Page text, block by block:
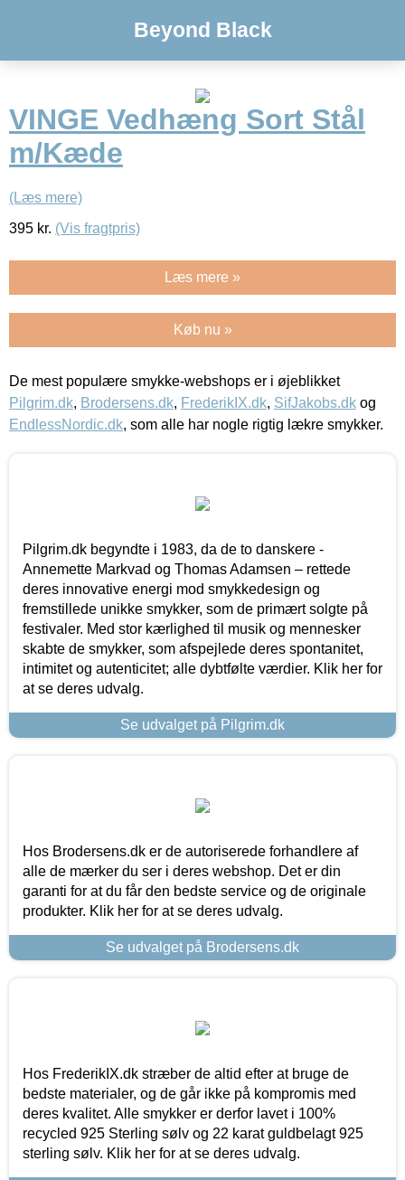
Beyond Black
VINGE Vedhæng Sort Stål
m/Kæde
(Læs mere)
395 kr. (Vis fragtpris)
Læs mere »
Køb nu »
De mest populære smykke-webshops er i øjeblikket
Pilgrim.dk, Brodersens.dk, FrederikIX.dk, SifJakobs.dk og
EndlessNordic.dk, som alle har nogle rigtig lækre smykker.
Pilgrim.dk begyndte i 1983, da de to danskere -
Annemette Markvad og Thomas Adamsen – rettede
deres innovative energi mod smykkedesign og
fremstillede unikke smykker, som de primært solgte på
festivaler. Med stor kærlighed til musik og mennesker
skabte de smykker, som afspejlede deres spontanitet,
intimitet og autenticitet; alle dybtfølte værdier. Klik her for
at se deres udvalg.
Se udvalget på Pilgrim.dk
Hos Brodersens.dk er de autoriserede forhandlere af
alle de mærker du ser i deres webshop. Det er din
garanti for at du får den bedste service og de originale
produkter. Klik her for at se deres udvalg.
Se udvalget på Brodersens.dk
Hos FrederikIX.dk stræber de altid efter at bruge de
bedste materialer, og de går ikke på kompromis med
deres kvalitet. Alle smykker er derfor lavet i 100%
recycled 925 Sterling sølv og 22 karat guldbelagt 925
sterling sølv. Klik her for at se deres udvalg.